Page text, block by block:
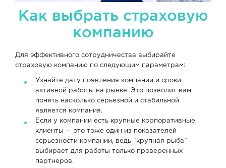
Как выбрать страховую
компанию
Для эффективного сотрудничества выбирайте
страховую компанию по следующим параметрам:
Узнайте дату появления компании и сроки
активной работы на рынке. Это позволит вам
понять насколько серьезной и стабильной
является компания.
Если у компании есть крупные корпоративные
клиенты — это тоже один из показателей
серьезности компании, ведь “крупная рыба”
выбирает для работы только проверенных
партнеров.